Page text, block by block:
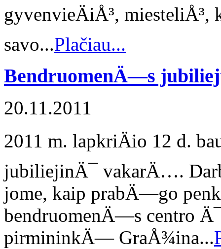
gyvenvieÄiÅ³,
savo...Plačiau...
BendruomenÄ—s
20.11.2011
2011 m. lapkriÄio 12 d.
jubiliejinÄ¯ vakarÄ….
jome, kaip prabÄ—go
bendruomenÄ—s centro
pirmininkÄ— GraÅ¾ina...